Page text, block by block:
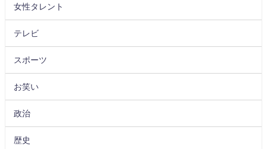
女性タレント
テレビ
スポーツ
お笑い
政治
歴史